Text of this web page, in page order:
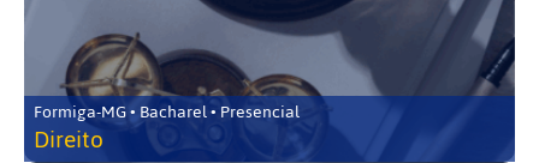
Formiga-MG • Bacharel • Presencial
Direito